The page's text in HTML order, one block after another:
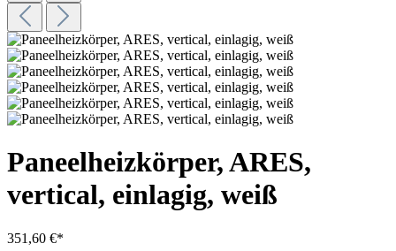
Paneelheizkörper, ARES,
vertical, einlagig, weiß
351,60 €*